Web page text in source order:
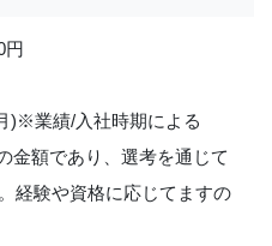
円
)※業績/入社時期による
金額であり、選考を通じて
経験や資格に応じてますの